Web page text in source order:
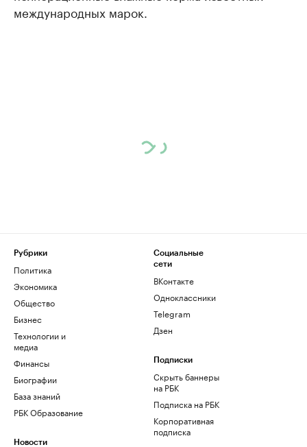
международных марок.
Рубрики
Политика
Экономика
Общество
Бизнес
Технологии и
медиа
Финансы
Биографии
База знаний
РБК Образование
Новости
Социальные
сети
ВКонтакте
Одноклассники
Telegram
Дзен
Подписки
Скрыть баннеры
на РБК
Подписка на РБК
Корпоративная
подписка